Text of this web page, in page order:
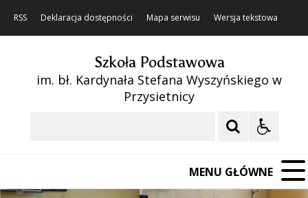
RSS Deklaracja dostępności Mapa serwisu Wersja tekstowa
Szkoła Podstawowa
im. bł. Kardynała Stefana Wyszyńskiego w
Przysietnicy
MENU GŁÓWNE